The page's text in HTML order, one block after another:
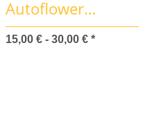
Autoflower
feminisiert
15,00 € - 30,00 € *